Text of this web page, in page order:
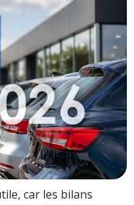
car les bilans